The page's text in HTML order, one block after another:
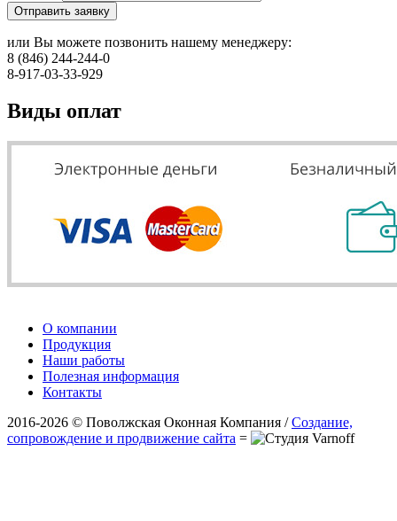
Отправить заявку
или Вы можете позвонить нашему менеджеру:
8 (846) 244-244-0
8-917-03-33-929
Виды оплат
О компании
Продукция
Наши работы
Полезная информация
Контакты
2016-2026 © Поволжская Оконная Компания /Создание,
сопровождение и продвижение сайта =